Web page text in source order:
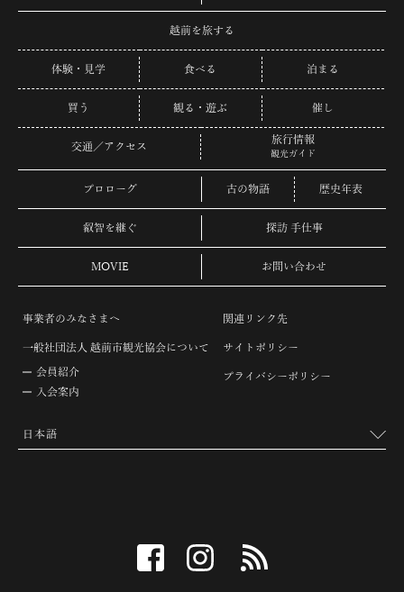
越前を旅する
体験・見学 食べる 泊まる
買う 観る・遊ぶ 催し
交通／アクセス
旅行情報
観光ガイド
プロローグ 古の物語 歴史年表
叡智を継ぐ 探訪 手仕事
MOVIE お問い合わせ
事業者のみなさまへ
一般社団法人 越前市観光協会について
会員紹介
入会案内
関連リンク先
サイトポリシー
プライバシーポリシー
facebook instagram